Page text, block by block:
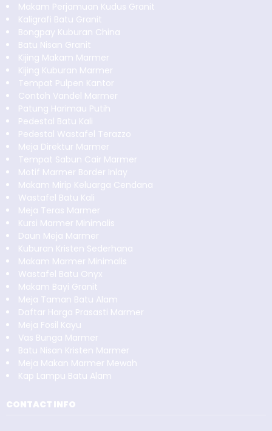
Makam Perjamuan Kudus Granit
Kaligrafi Batu Granit
Bongpay Kuburan China
Batu Nisan Granit
Kijing Makam Marmer
Kijing Kuburan Marmer
Tempat Pulpen Kantor
Contoh Vandel Marmer
Patung Harimau Putih
Pedestal Batu Kali
Pedestal Wastafel Terazzo
Meja Direktur Marmer
Tempat Sabun Cair Marmer
Motif Marmer Border Inlay
Makam Mirip Keluarga Cendana
Wastafel Batu Kali
Meja Teras Marmer
Kursi Marmer Minimalis
Daun Meja Marmer
Kuburan Kristen Sederhana
Makam Marmer Minimalis
Wastafel Batu Onyx
Makam Bayi Granit
Meja Taman Batu Alam
Daftar Harga Prasasti Marmer
Meja Fosil Kayu
Vas Bunga Marmer
Batu Nisan Kristen Marmer
Meja Makan Marmer Mewah
Kap Lampu Batu Alam
CONTACT INFO